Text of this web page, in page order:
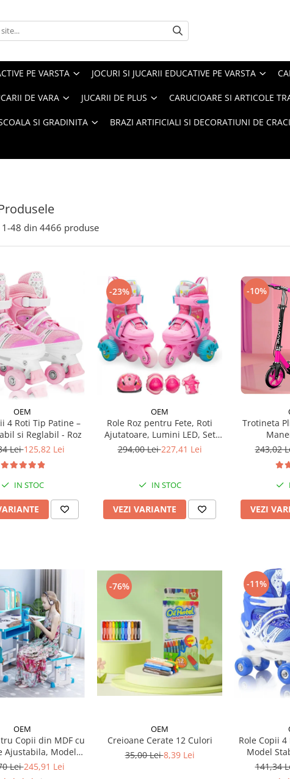
PE VARSTA JOCURI SI JUCARII EDUCATIVE PE VARSTA
DE VARA JUCARII DE PLUS CARUCIOARE SI ARTICOLE
SI GRADINITA BRAZI ARTIFICIALI SI DECORATIUNI DE
1-48 din 4466 produse
OEM
4 Roti Tip Patine –
si Reglabil - Roz
Lei125,82 Lei
IN STOC
-23%
OEM
Role Roz pentru Fete, Roti
Ajutatoare, Lumini LED, Set
Protectie
294,00 Lei227,41 Lei
IN STOC
VEZI VARIANTE
-10%
Trotineta
243,02
VEZI
OEM
Copii din MDF cu
Ajustabila, Model
Astronaut
Lei245,91 Lei
-76%
OEM
Creioane Cerate 12 Culori
35,00 Lei8,39 Lei
-11%
Role Copii
Model
141,34